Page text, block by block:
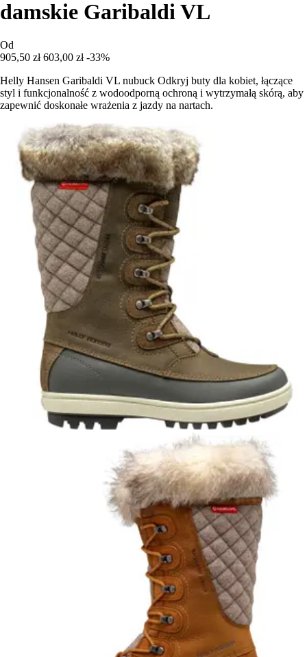
damskie Garibaldi VL
Od
905,50 zł 603,00 zł -33%
Helly Hansen Garibaldi VL nubuck Odkryj buty dla kobiet, łączące
styl i funkcjonalność z wodoodporną ochroną i wytrzymałą skórą, aby
zapewnić doskonałe wrażenia z jazdy na nartach.